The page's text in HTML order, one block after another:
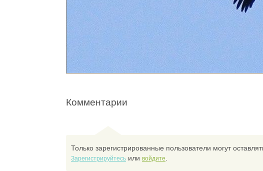
Комментарии
Только зарегистрированные пользователи могут
Зарегистрируйтесь или войдите